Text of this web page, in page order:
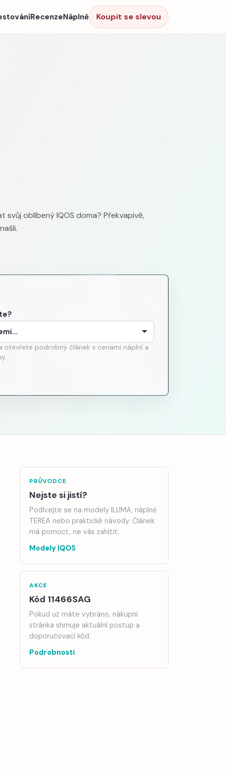
RecenzeNáplně Koupit se slevou
oblíbený IQOS doma? Překvapivě,
otevřete podrobný článek s cenami náplní a
PRŮVODCE
Nejste si jistí?
Podívejte se na modely ILUMA, náplně
TEREA nebo praktické návody. Článek
má pomoct, ne vás zahltit.
Modely IQOS
AKCE
Kód 11466SAG
Pokud už máte vybráno, nákupní
stránka shrnuje aktuální postup a
doporučovací kód.
Podrobnosti